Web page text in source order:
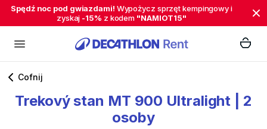
Spędź noc pod gwiazdami! Wypożycz sprzęt kempingowy i
zyskaj -15% z kodem "NAMIOT15"
Cofnij
Trekový stan MT 900 Ultralight
2
osoby